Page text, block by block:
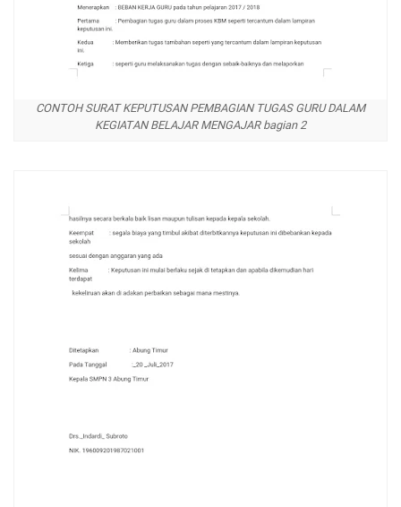
CONTOH SURAT KEPUTUSAN PEMBAGIAN TUGAS GURU DALAM
KEGIATAN BELAJAR MENGAJAR bagian 2